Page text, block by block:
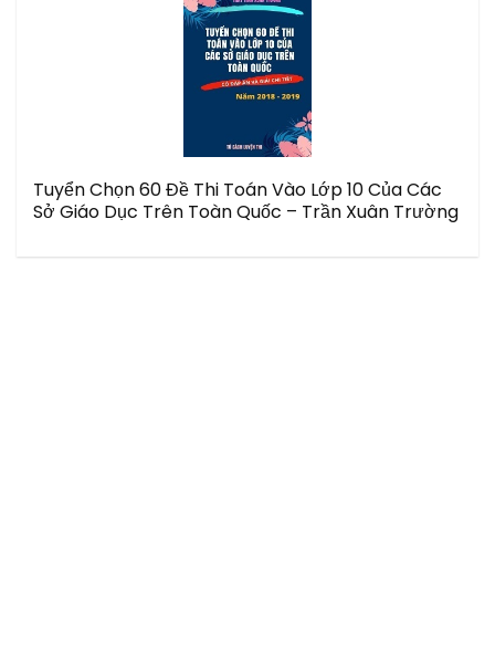
Tuyển Chọn 60 Đề Thi Toán Vào Lớp 10 Của Các
Sở Giáo Dục Trên Toàn Quốc – Trần Xuân Trường